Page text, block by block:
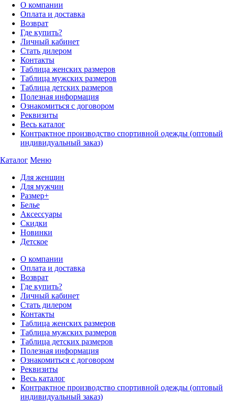
О компании
Оплата и доставка
Возврат
Где купить?
Личный кабинет
Стать дилером
Контакты
Таблица женских размеров
Таблица мужских размеров
Таблица детских размеров
Полезная информация
Ознакомиться с договором
Реквизиты
Весь каталог
Контрактное производство спортивной одежды (оптовый
индивидуальный заказ)
Каталог Меню
Для женщин
Для мужчин
Размер+
Белье
Аксессуары
Скидки
Новинки
Детское
О компании
Оплата и доставка
Возврат
Где купить?
Личный кабинет
Стать дилером
Контакты
Таблица женских размеров
Таблица мужских размеров
Таблица детских размеров
Полезная информация
Ознакомиться с договором
Реквизиты
Весь каталог
Контрактное производство спортивной одежды (оптовый
индивидуальный заказ)